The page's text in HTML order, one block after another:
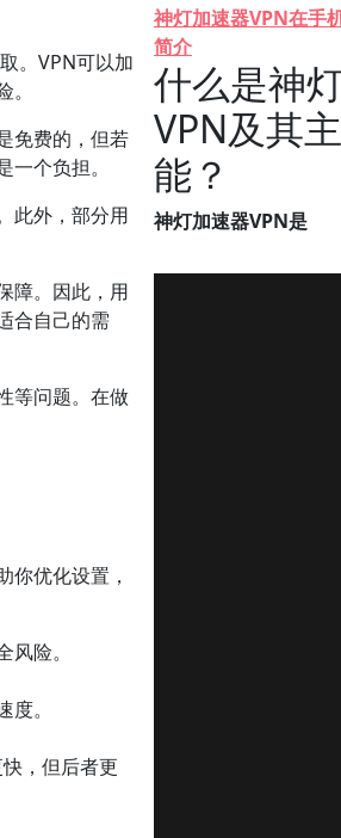
。VPN可以加
免费的，但若
个负担。
此外，部分用
障。因此，用
合自己的需
等问题。在做
你优化设置，
险。
。
，但后者更
神灯加速器VPN在手
简介
什么是神
VPN及其
能？
神灯加速器VPN是